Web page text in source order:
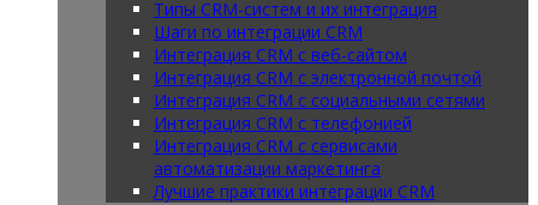
Типы CRM-систем и их интеграция
Шаги по интеграции CRM
Интеграция CRM с веб-сайтом
Интеграция CRM с электронной почтой
Интеграция CRM с социальными сетями
Интеграция CRM с телефонией
Интеграция CRM с сервисами
автоматизации маркетинга
Лучшие практики интеграции CRM